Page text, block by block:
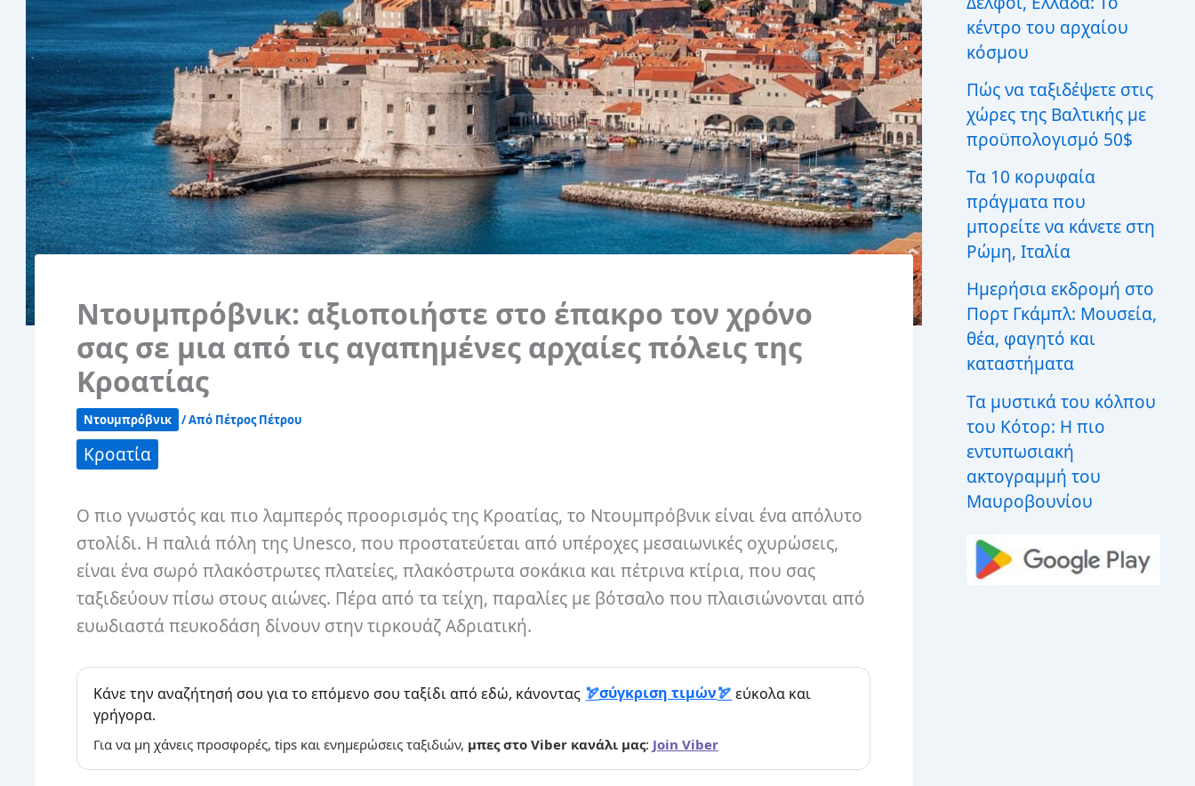
Ντουμπρόβνικ: αξιοποιήστε στο έπακρο τον χρόνο
σας σε μια από τις αγαπημένες αρχαίες πόλεις της
Κροατίας
Ντουμπρόβνικ / Από Πέτρος Πέτρου
Κροατία
Ο πιο γνωστός και πιο λαμπερός προορισμός της Κροατίας, το Ντουμπρόβνικ είναι ένα απόλυτο
στολίδι. Η παλιά πόλη της Unesco, που προστατεύεται από υπέροχες μεσαιωνικές οχυρώσεις,
είναι ένα σωρό πλακόστρωτες πλατείες, πλακόστρωτα σοκάκια και πέτρινα κτίρια, που σας
ταξιδεύουν πίσω στους αιώνες. Πέρα από τα τείχη, παραλίες με βότσαλο που πλαισιώνονται από
ευωδιαστά πευκοδάση δίνουν στην τιρκουάζ Αδριατική.
Κάνε την αναζήτησή σου για το επόμενο σου ταξίδι από εδώ, κάνοντας σύγκριση τιμών
εύκολα και
γρήγορα.
Για να μη χάνεις προσφορές, tips και ενημερώσεις ταξιδιών, μπες στο Viber κανάλι μας: Join Viber
ι
α
κέντρο του αρχαίου
κόσμου
Πώς να ταξιδέψετε στις
χώρες της Βαλτικής με
προϋπολογισμό 50$
Τα 10 κορυφαία
πράγματα που
μπορείτε να κάνετε στη
Ρώμη, Ιταλία
Ημερήσια εκδρομή στο
Πορτ Γκάμπλ: Μουσεία,
θέα, φαγητό και
καταστήματα
Τα μυστικά του κόλπου
του Κότορ: Η πιο
εντυπωσιακή
ακτογραμμή του
Μαυροβουνίου